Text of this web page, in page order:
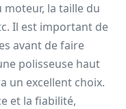
moteur, la taille du
Il est important de
avant de faire
polisseuse haut
un excellent choix.
et la fiabilité,